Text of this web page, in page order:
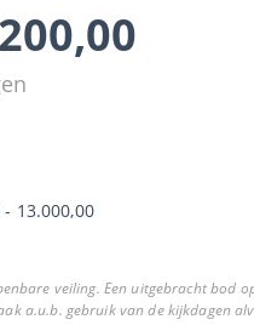
- 13.000,00
veiling. Een uitgebracht bod
a.u.b. gebruik van de kijkdagen